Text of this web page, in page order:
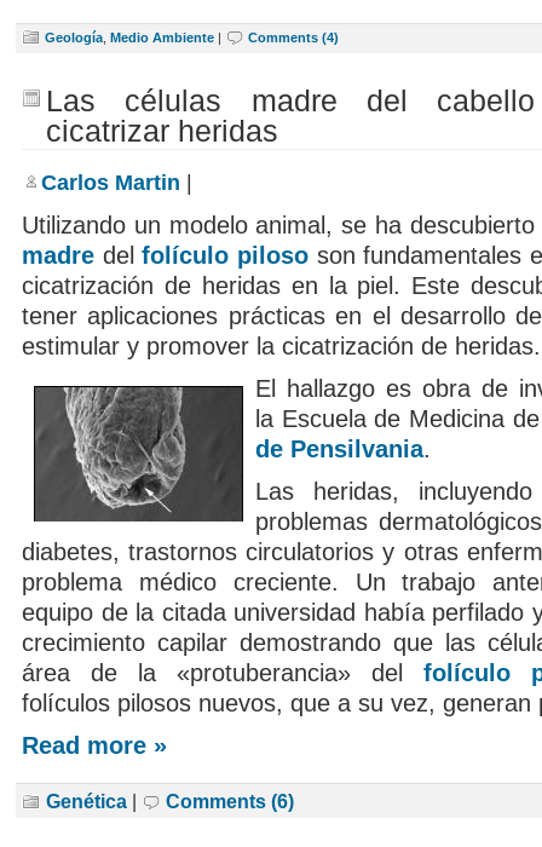
Geología Medio Ambiente | Comments (4)
Las células madre del
cicatrizar heridas
Carlos Martin
Utilizando un modelo animal, se ha
madre delfolículo piloso son fundamentales
cicatrización de heridas en la piel. Este
tener aplicaciones prácticas en el desarrollo
estimular y promover la cicatrización de heridas.
El hallazgo es obra de
la Escuela de Medicina
de Pensilvania.
Las heridas,
problemas
diabetes, trastornos circulatorios y otras
problema médico creciente. Un trabajo
equipo de la citada universidad había perfilado
crecimiento capilar demostrando que las
área de la «protuberancia» del folículo
folículos pilosos nuevos, que a su vez, generan
Read more »
Genética | Comments (6)